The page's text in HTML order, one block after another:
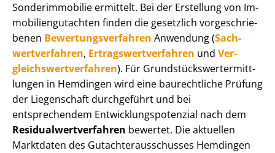
Sonderimmobilie ermittelt. Bei der Erstellung von Im­
mo­bi­li­en­gut­ach­ten finden die gesetzlich vor­ge­schrie­
be­nen Be­wer­tungs­ver­fah­ren Anwendung (Sach­
wert­ver­fah­ren, Er­trags­wert­ver­fah­ren und Ver­
gleichs­wert­ver­fah­ren). Für Grund­stücks­wert­ermitt­
lun­gen in Hemdingen wird eine baurechtliche Prüfung
der Liegenschaft durchgeführt und bei
entsprechendem Ent­wick­lungs­po­ten­zi­al nach dem
Re­si­du­al­wert­ver­fah­ren bewertet. Die aktuellen
Marktdaten des Gut­ach­ter­aus­schus­ses Hemdingen